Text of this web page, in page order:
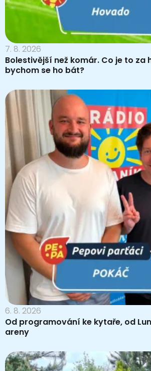
7. 8. 2026
Bolestivější než komár. Co je to za
bychom se ho bát?
6. 8. 2026
Od programování ke kytaře, od
areny